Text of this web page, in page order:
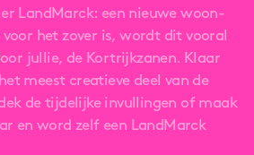
LandMarck: een nieuwe woon-
het zover is, wordt dit vooral
jullie, de Kortrijkzanen. Klaar
meest creatieve deel van de
de tijdelijke invullingen of maak
en word zelf een LandMarck